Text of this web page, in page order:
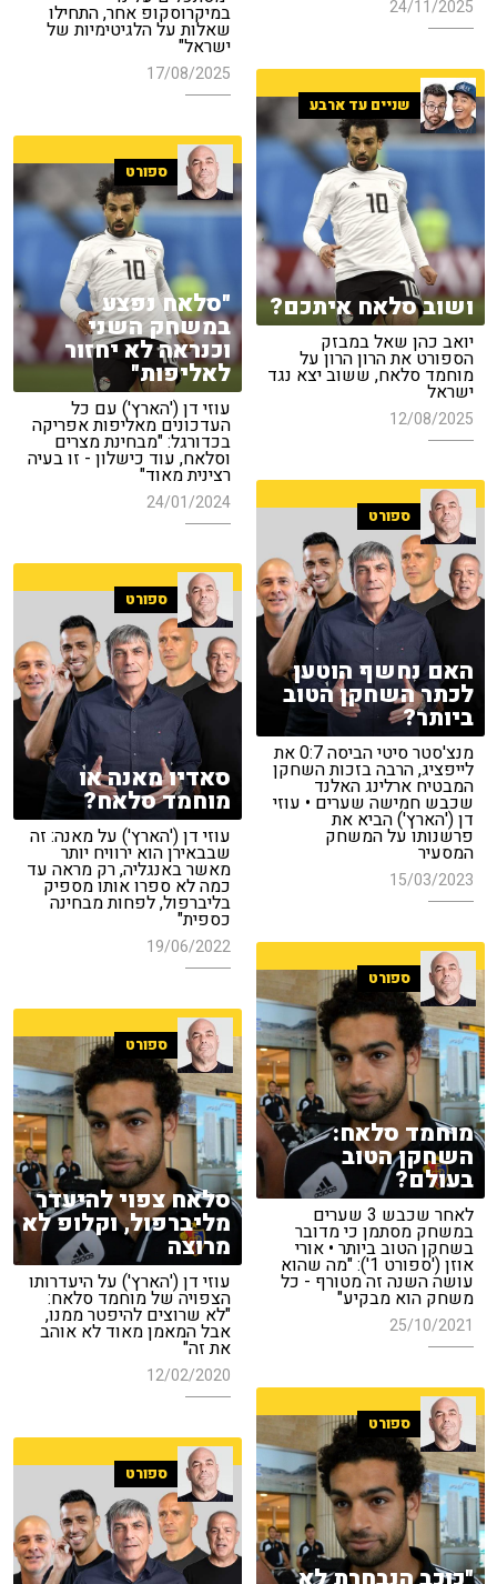
24/11/2025 במיקרוסקופ אחר, התחילו
שאלות על הלגיטימיות של
ישראל"
17/08/2025
שניים עד ארבע
ושוב סלאח איתכם?
יואב כהן שאל במבזק
הספורט את הרון הרון על
מוחמד סלאח, ששוב יצא נגד
ישראל
12/08/2025
ספורט
"סלאח נפצע
במשחק השני
וכנראה לא יחזור
לאליפות"
עוזי דן ('הארץ') עם כל
העדכונים מאליפות אפריקה
בכדורגל: "מבחינת מצרים
וסלאח, עוד כישלון - זו בעיה
רצינית מאוד"
24/01/2024
ספורט
האם נחשף הוטען
לכתר השחקן הטוב
ביותר?
מנצ'סטר סיטי הביסה 0:7 את
לייפציג, הרבה בזכות השחקן
המבטיח ארלינג האלנד
שכבש חמישה שערים • עוזי
דן ('הארץ') הביא את
פרשנותו על המשחק
המסעיר
15/03/2023
ספורט
סאדיו מאנה או
מוחמד סלאח?
עוזי דן ('הארץ') על מאנה: זה
שבבאירן הוא ירוויח יותר
מאשר באנגליה, רק מראה עד
כמה לא ספרו אותו מספיק
בליברפול, לפחות מבחינה
כספית"
19/06/2022
ספורט
מוחמד סלאח:
השחקן הטוב
בעולם?
לאחר שכבש 3 שערים
במשחק מסתמן כי מדובר
בשחקן הטוב ביותר • אורי
אוזן ('ספורט 1'): "מה שהוא
עושה השנה זה מטורף - כל
משחק הוא מבקיע"
25/10/2021
ספורט
סלאח צפוי להיעדר
מליברפול, וקלופ לא
מרוצה
עוזי דן ('הארץ') על היעדרותו
הצפויה של מוחמד סלאח:
"לא שרוצים להיפטר ממנו,
אבל המאמן מאוד לא אוהב
את זה"
12/02/2020
ספורט
ספורט